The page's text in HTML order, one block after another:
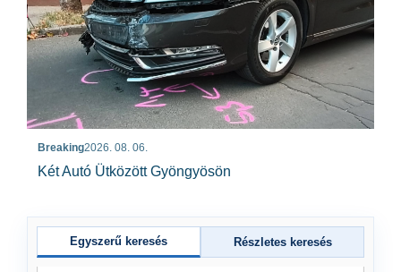
Breaking2026. 08. 06.
Két Autó Ütközött Gyöngyösön
Egyszerű keresés Részletes keresés